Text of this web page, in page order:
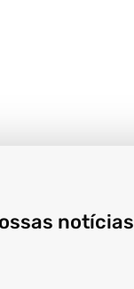
notícias